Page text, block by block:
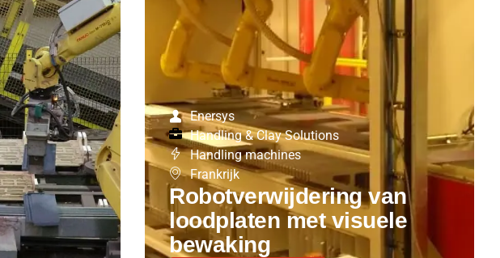
Enersys
Handling & Clay Solutions
Handling machines
Frankrijk
Robotverwijdering van
loodplaten met visuele
bewaking